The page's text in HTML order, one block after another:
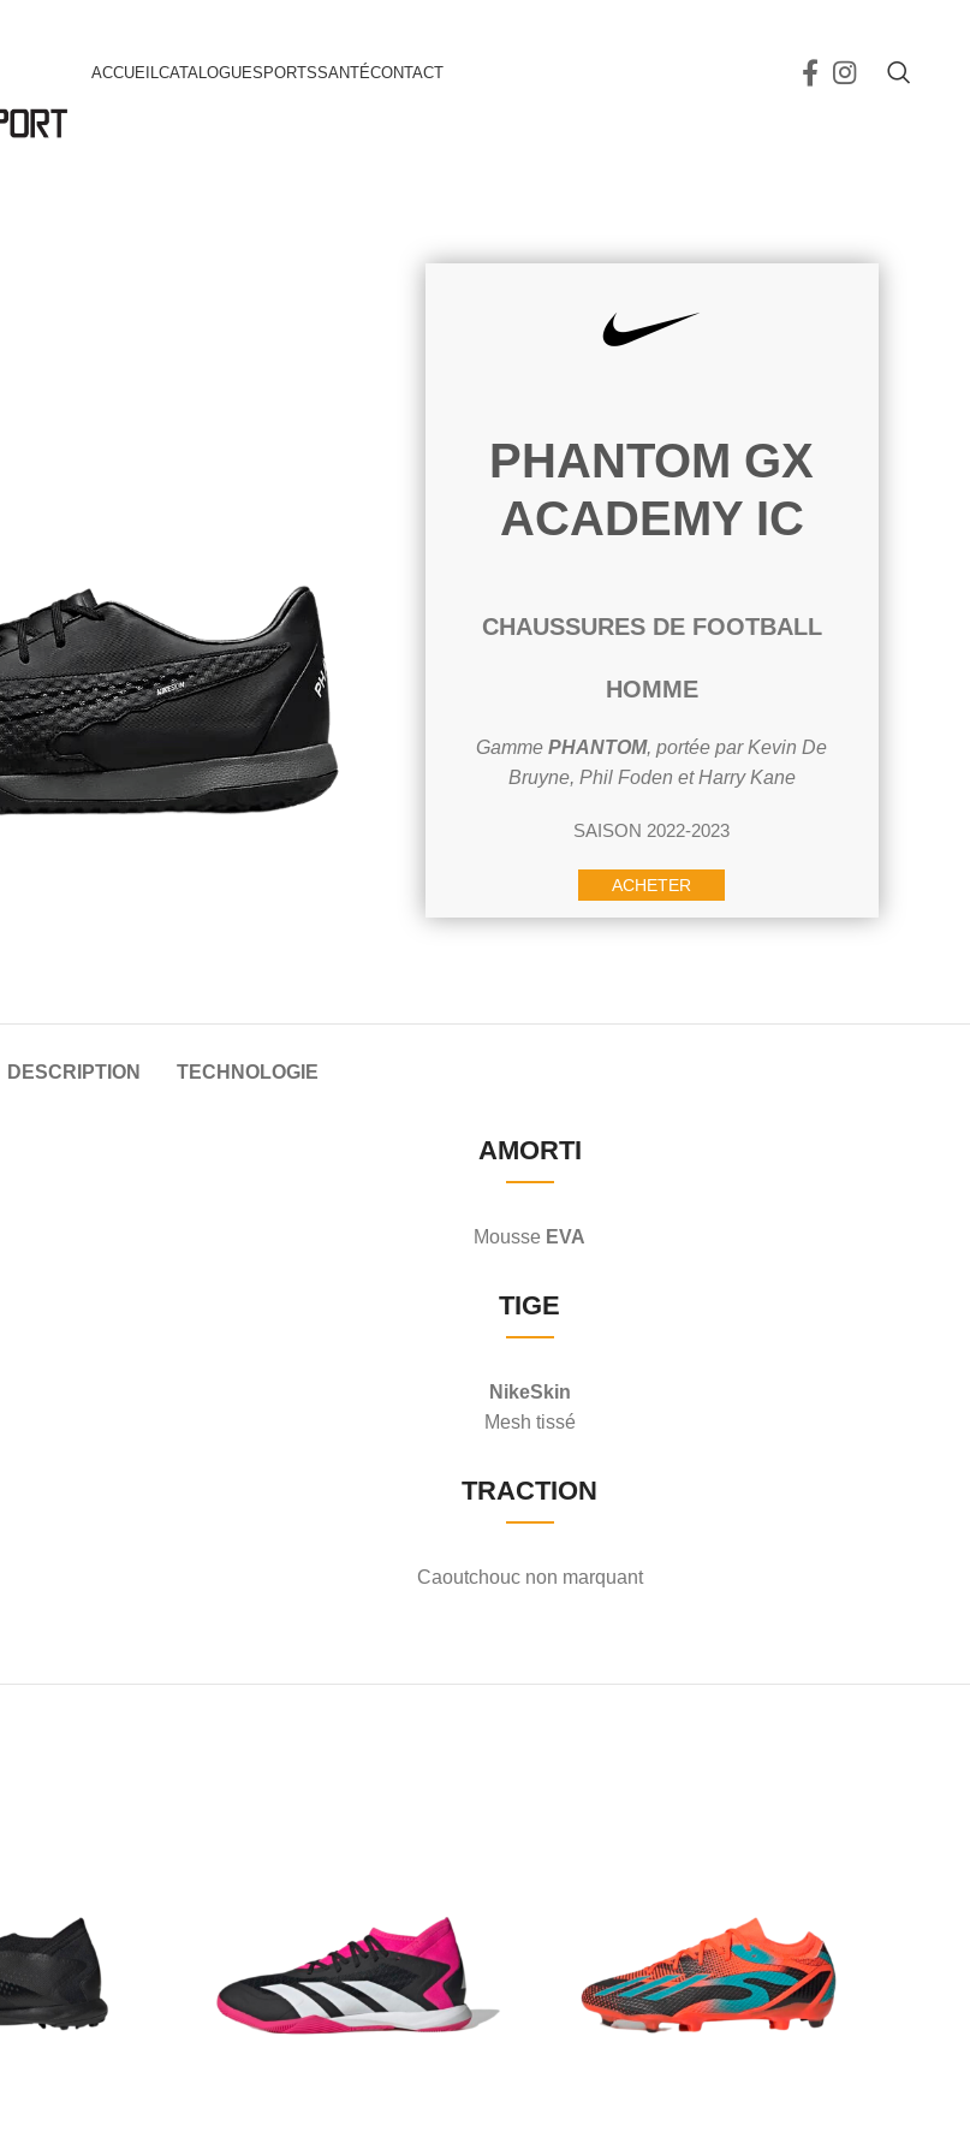
ACCUEILCATALOGUESPORTSSANTÉCONTACT
PHANTOM GX
ACADEMY IC
CHAUSSURES DE FOOTBALL
HOMME
GammePHANTOM, portée par Kevin De
Bruyne, Phil Foden et Harry Kane
SAISON 2022-2023
ACHETER
DESCRIPTION TECHNOLOGIE
AMORTI
Mousse EVA
TIGE
NikeSkin
Mesh tissé
TRACTION
Caoutchouc non marquant